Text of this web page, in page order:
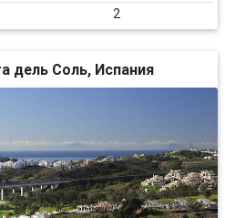
2
дель Соль, Испания